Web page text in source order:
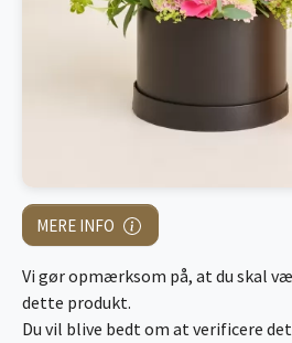
MERE INFO
Vi gør opmærksom på, at du skal
dette produkt.
Du vil blive bedt om at verificere